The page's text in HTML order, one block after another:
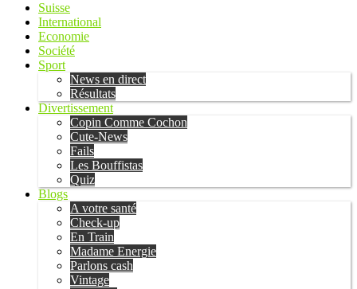
Suisse
International
Economie
Société
Sport
News en direct
Résultats
Divertissement
Copin Comme Cochon
Cute-News
Fails
Les Bouffistas
Quiz
Blogs
A votre santé
Check-up
En Train
Madame Energie
Parlons cash
Vintage